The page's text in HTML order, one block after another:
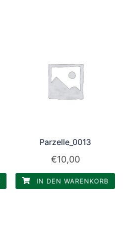
Parzelle_0013
€10,00
IN DEN WARENKORB